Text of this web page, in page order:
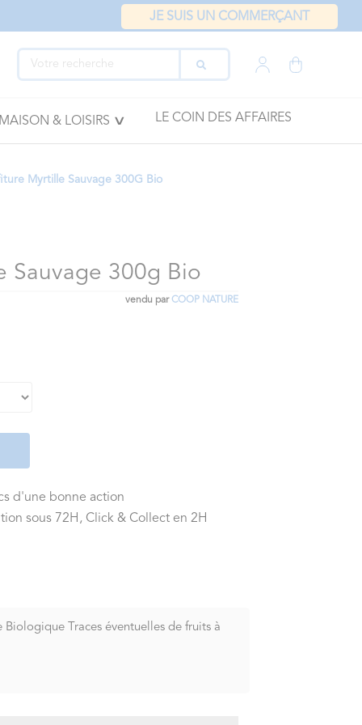
JE SUIS UN COMMERÇANT
& LOISIRS LE COIN DES AFFAIRES
Myrtille Sauvage 300G Bio
Sauvage 300g Bio
vendu parCOOP NATURE
d'une bonne action
sous 72H, Click & Collect en 2H
Traces éventuelles de fruits à